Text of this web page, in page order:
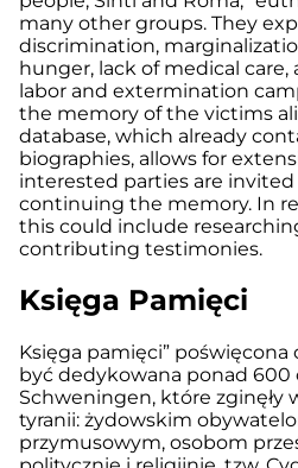
many other groups. They
discrimination,
hunger, lack of medical
labor and extermination
the memory of the victims
database, which already
biographies, allows for
interested parties are
continuing the memory. In
this could include
contributing testimonies.
Księga Pamięci
Księga pamięci”
być dedykowana ponad 600
Schweningen, które zginęły
tyranii: żydowskim
przymusowym, osobom